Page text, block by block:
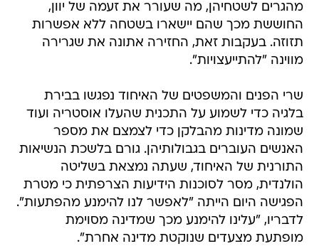
מהגרים לשטחיהן, מה שעורר את זעמה של יוון,
החוששת מכך שהם יישארו בשטחה ללא אפשרות
תזוזה. בעקבות זאת, החזירה אתונה את שגרירה
מווינה "להתייעצויות".
שרי הפנים והמשפטים של האיחוד נפגשו בבירת
בלגיה כדי לשמוע על התכנית שהעלו אוסטריה ועוד
שמונה מדינות מהבלקן כדי לצמצם את מספר
האנשים העוברים בגבולותיהן. גורם בלשכת הנשיאות
התורנית של האיחוד, שעתה נמצאת בשליטה
הולנדית, מסר לסוכנות הידיעות הצרפתית כי מטרת
הפגישה היום הייתה "לאפשר לנו להימנע מהפתעות".
לדבריו, "עלינו להימנע מכך שמדינה מסוימת
מופתעת מצעדים שנוקטת מדינה אחרת".